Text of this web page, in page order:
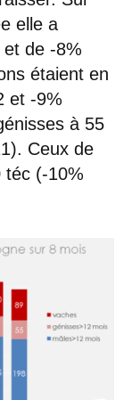
elle a
de -8%
étaient en
et -9%
à 55
Ceux de
téc (-10%